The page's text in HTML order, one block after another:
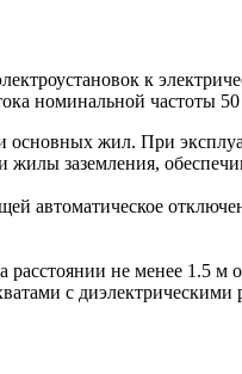
к
номинальной частоты
жил. При
жилы заземления,
автоматическое
не менее 1.5 м
с диэлектрическими